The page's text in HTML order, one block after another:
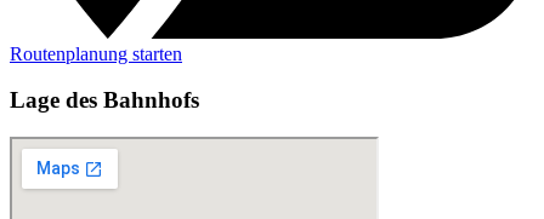
Routenplanung starten
Lage des Bahnhofs